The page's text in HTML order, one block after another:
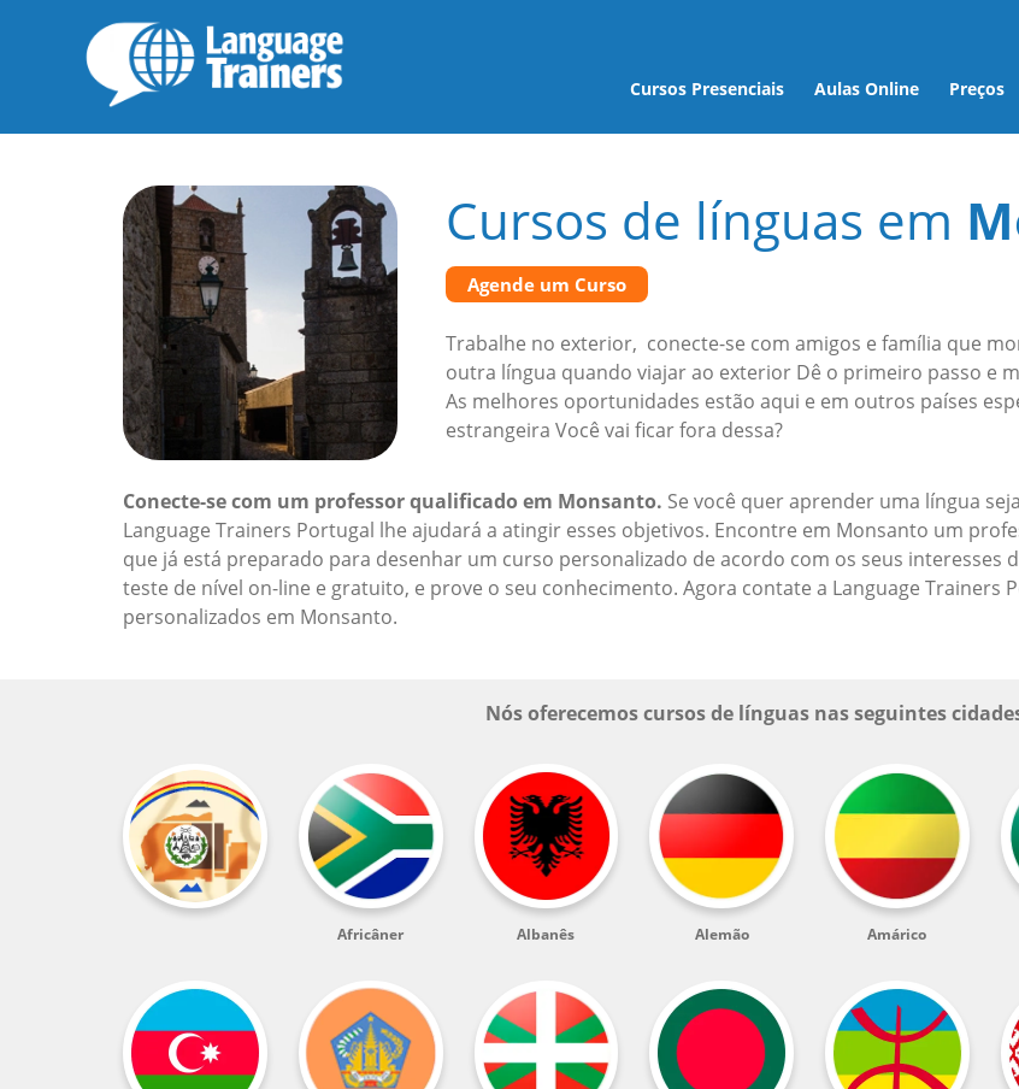
Cursos Presenciais Aulas Online Preços
Cursos de línguas em
Agende um Curso
Trabalhe no exterior, conecte-se com amigos e família que
outra língua quando viajar ao exterior Dê o primeiro passo e
As melhores oportunidades estão aqui e em outros países
estrangeira Você vai ficar fora dessa?
Conecte-se com um professor qualificado em Monsanto. Se você quer aprender uma língua
Language Trainers Portugal lhe ajudará a atingir esses objetivos. Encontre em Monsanto um
que já está preparado para desenhar um curso personalizado de acordo com os seus interesses
teste de nível on-line e gratuito, e prove o seu conhecimento. Agora contate a Language Trainers
personalizados em Monsanto.
Nós oferecemos cursos de línguas nas seguintes
Africâner Albanês Alemão Amárico